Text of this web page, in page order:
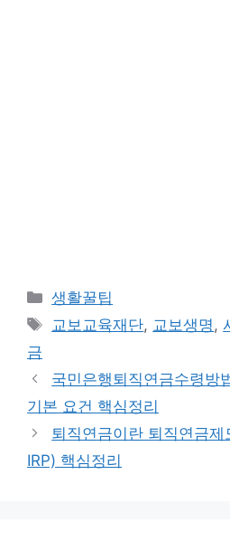
카
테
생활꿀팁
태
교보교육재단, 교보생명,
금
국민은행퇴직연금수령방
기본 요건 핵심정리
퇴직연금이란 퇴직연금
IRP) 핵심정리